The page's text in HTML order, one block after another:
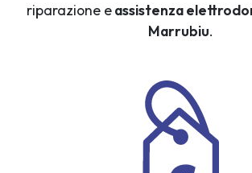
riparazione eassistenza
Marrubiu.